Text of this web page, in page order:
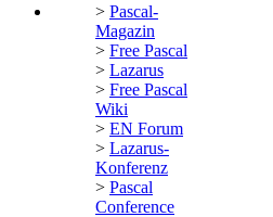
> Pascal-
Magazin
> Free Pascal
> Lazarus
> Free Pascal
Wiki
> EN Forum
> Lazarus-
Konferenz
> Pascal
Conference